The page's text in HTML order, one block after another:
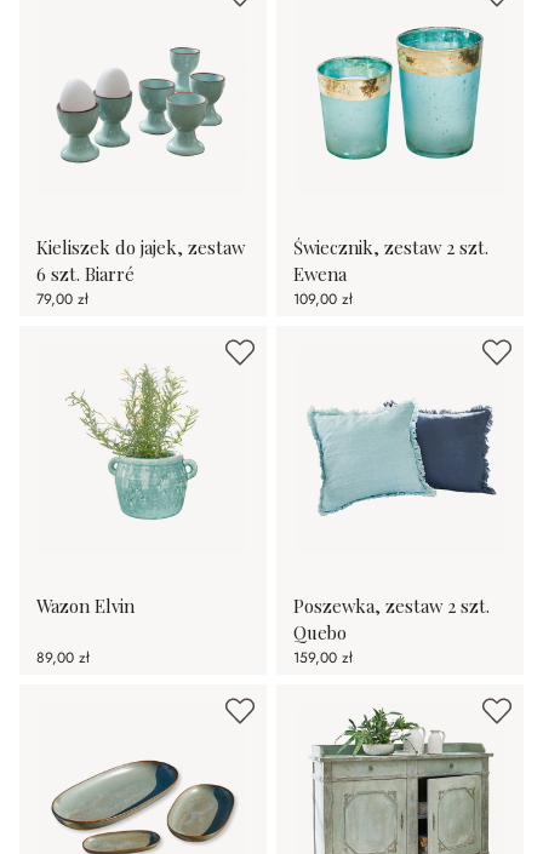
Kieliszek do jajek, zestaw
6 szt. Biarré
79,00 zł
Świecznik, zestaw 2 szt.
Ewena
109,00 zł
Wazon Elvin
89,00 zł
Poszewka, zestaw 2 szt.
Quebo
159,00 zł